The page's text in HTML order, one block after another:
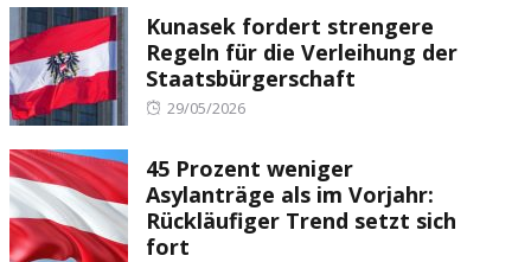
Kunasek fordert strengere
Regeln für die Verleihung der
Staatsbürgerschaft
Posted
29/05/2026
45 Prozent weniger
Asylanträge als im Vorjahr:
Rückläufiger Trend setzt sich
fort